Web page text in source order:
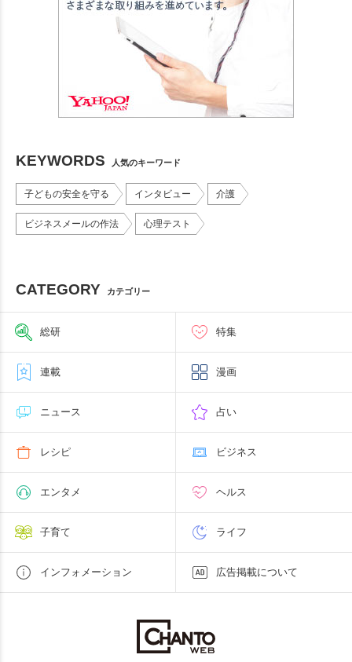
KEYWORDS 人気のキーワード
子どもの安全を守る インタビュー 介護
ビジネスメールの作法 心理テスト
CATEGORY カテゴリー
総研 特集
連載 漫画
ニュース 占い
レシピ ビジネス
エンタメ ヘルス
子育て ライフ
インフォメーション 広告掲載について